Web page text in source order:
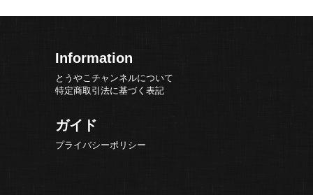
Information
とうやこチャンネルについて
特定商取引法に基づく表記
ガイド
プライバシーポリシー